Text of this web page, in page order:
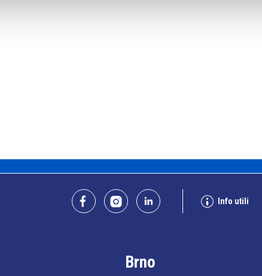
Info utili
Brno